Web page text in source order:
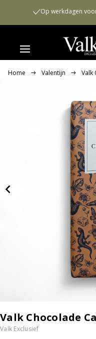
Op werkdagen
Home Valentijn Valk
Valk Chocolade
Valk Exclusief